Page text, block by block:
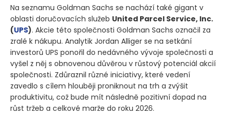
Na seznamu Goldman Sachs se nachází také gigant v
oblasti doručovacích služeb United Parcel Service, Inc.
(UPS). Akcie této společnosti Goldman Sachs označil za
zralé k nákupu. Analytik Jordan Alliger se na setkání
investorů UPS ponořil do nedávného vývoje společnosti a
vyšel z něj s obnovenou důvěrou v růstový potenciál akcií
společnosti. Zdůraznil různé iniciativy, které vedení
zavedlo s cílem hlouběji proniknout na trh a zvýšit
produktivitu, což bude mít následně pozitivní dopad na
růst tržeb a celkové marže do roku 2026.